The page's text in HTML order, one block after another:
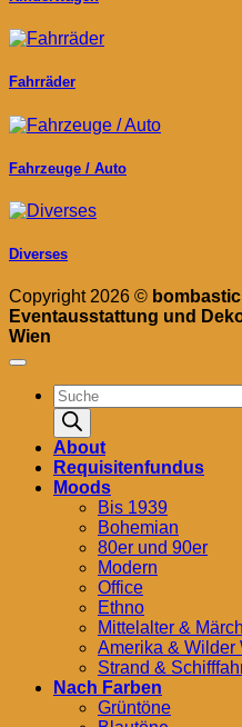
Fahrräder
Fahrzeuge / Auto
Diverses
Copyright 2026 ©
Eventausstattung und
Wien
Products
search
About
Requisitenfundus
Moods
Bis 1939
Bohemian
80er und 90er
Modern
Office
Ethno
Mittelalter &
Amerika & Wilder
Strand &
Nach Farben
Grüntöne